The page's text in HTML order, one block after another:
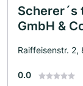
Scherer´s
GmbH &
Raiffeisenstr.
0.0